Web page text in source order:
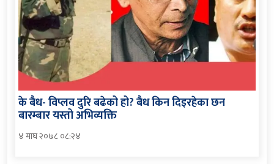
के बैध- विप्लव दुरि बढेको हो? बैध किन दिइरहेका छन
बारम्बार यस्तो अभिव्यक्ति
४ माघ २०७८ ०८:२४